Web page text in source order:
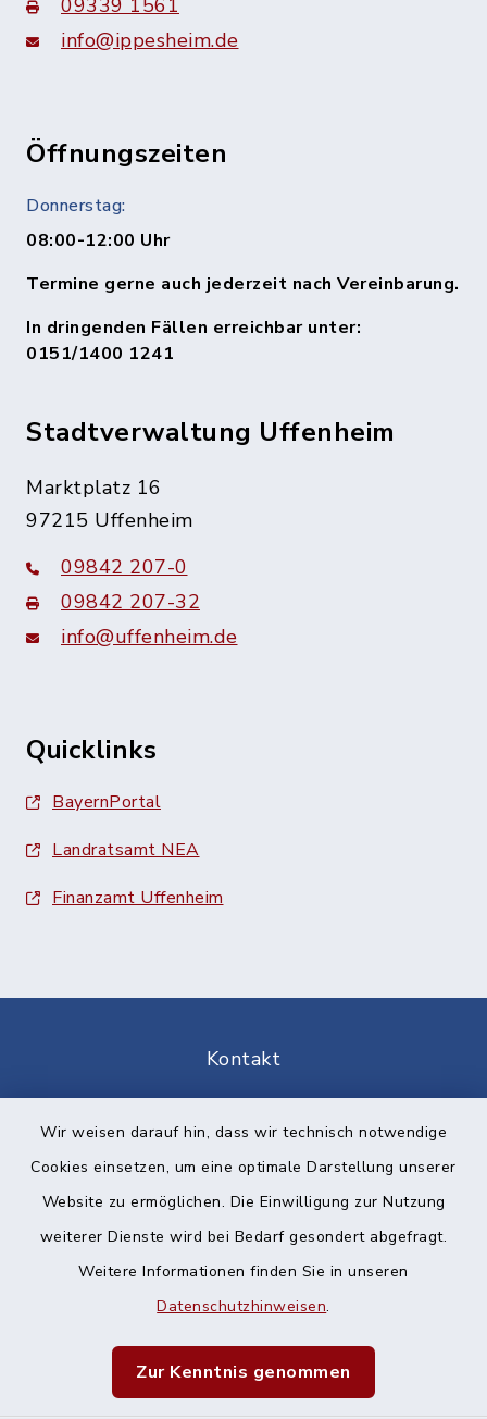
Wir weisen darauf hin, dass wir technisch notwendige
Cookies einsetzen, um eine optimale Darstellung unserer
Website zu ermöglichen. Die Einwilligung zur Nutzung
weiterer Dienste wird bei Bedarf gesondert abgefragt.
Weitere Informationen finden Sie in unseren
Datenschutzhinweisen.
Zur Kenntnis genommen
09339 1561
info@ippesheim.de
Öffnungszeiten
Donnerstag:
08:00-12:00 Uhr
Termine gerne auch jederzeit nach Vereinbarung.
In dringenden Fällen erreichbar unter:
0151/1400 1241
Stadtverwaltung Uffenheim
Marktplatz 16
97215 Uffenheim
09842 207-0
09842 207-32
info@uffenheim.de
Quicklinks
BayernPortal
Landratsamt NEA
Finanzamt Uffenheim
Kontakt
Datenschutz
Impressum
Sitemap
Cookie-Einstellungen